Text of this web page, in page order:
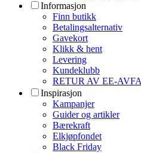
Informasjon
Finn butikk
Betalingsalternativ
Gavekort
Klikk & hent
Levering
Kundeklubb
RETUR AV EE-
Inspirasjon
Kampanjer
Guider og artikler
Bærekraft
Elkjøpfondet
Black Friday